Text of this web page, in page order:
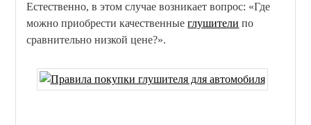
Естественно, в этом случае возникает вопрос: «Где
можно приобрести качественныеглушители по
сравнительно низкой цене?».